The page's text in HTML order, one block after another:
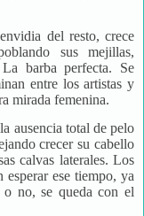
del resto, crece
sus mejillas,
barba perfecta. Se
entre los artistas y
mirada femenina.
ausencia total de pelo
crecer su cabello
calvas laterales. Los
esperar ese tiempo, ya
no, se queda con el